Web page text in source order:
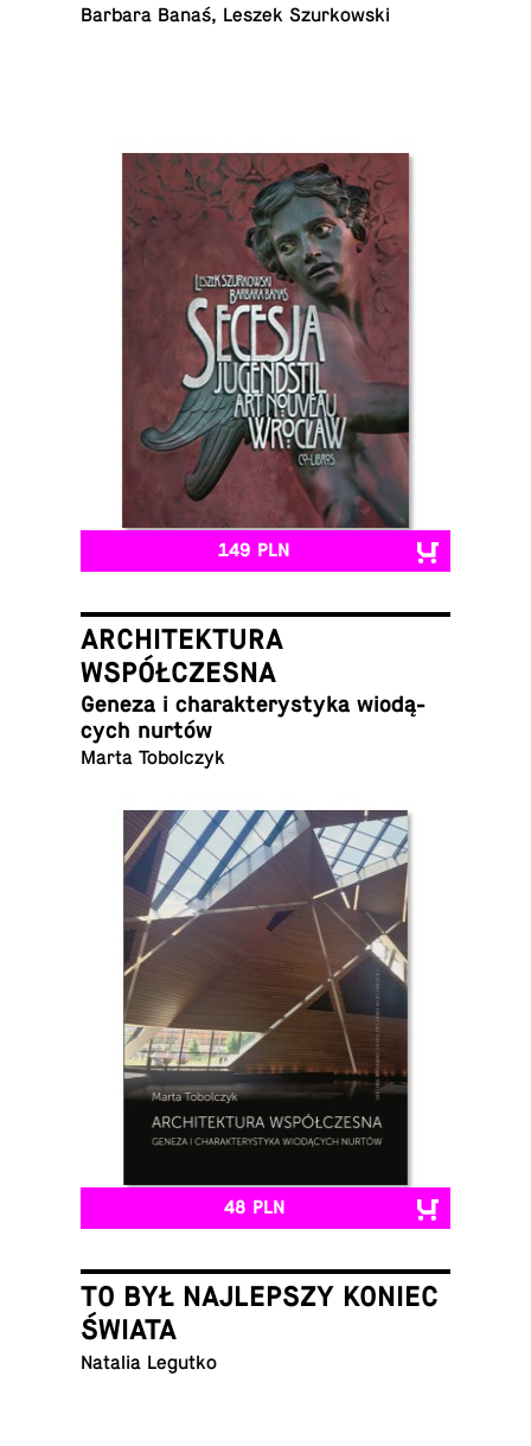
Barbara Banaś, Leszek Szurkowski
149 PLN
ARCHITEKTURA
WSPÓŁCZESNA
Geneza i cha­rak­te­ry­sty­ka wio­dą­
cych nurtów
Marta Tobolczyk
48 PLN
TO BYŁ NAJLEPSZY KONIEC
ŚWIATA
Natalia Legutko